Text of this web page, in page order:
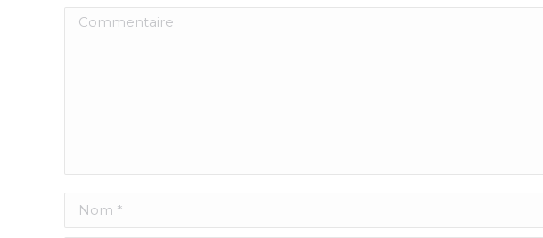
Commentaire
Nom *